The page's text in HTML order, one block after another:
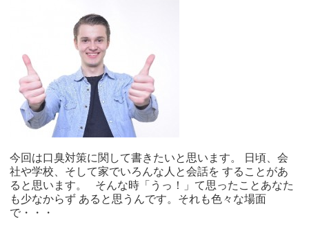
今回は口臭対策に関して書きたいと思います。 日頃、会
社や学校、そして家でいろんな人と会話を することがあ
ると思います。 そんな時「うっ！」て思ったことあなた
も少なからず あると思うんです。それも色々な場面
で・・・